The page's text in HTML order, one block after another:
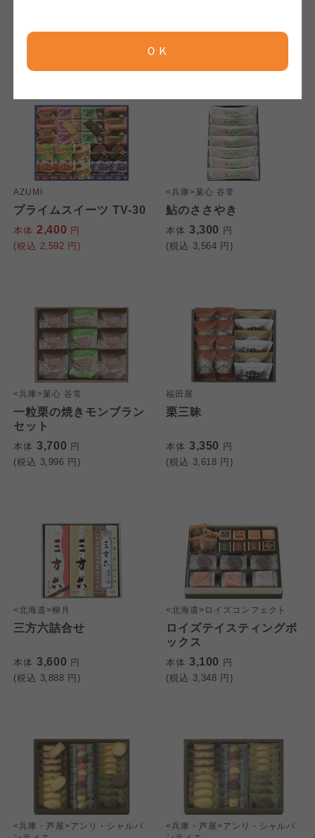
ＯＫ
AZUMI
プライムスイーツ TV-30
本体 2,400 円
(税込 2,592 円)
<兵庫>菓心 谷常
鮎のささやき
本体 3,300 円
(税込 3,564 円)
<兵庫>菓心 谷常
一粒栗の焼きモンブラン
セット
本体 3,700 円
(税込 3,996 円)
福田屋
栗三昧
本体 3,350 円
(税込 3,618 円)
<北海道>柳月
三方六詰合せ
本体 3,600 円
(税込 3,888 円)
<北海道>ロイズコンフェクト
ロイズテイスティングボ
ックス
本体 3,100 円
(税込 3,348 円)
<兵庫・芦屋>アンリ・シャルパ
<兵庫・芦屋>アンリ・シャルパ
ならコープ
おおさかパルコープ
よどがわ市民生協
大阪いずみ市民生協
わかやま市民生協
ならコープ
おおさかパルコープ
よどがわ市民生協
大阪いずみ市民生協
ならコープ
おおさかパルコープ
よどがわ市民生協
大阪いずみ市民生協
わかやま市民生協